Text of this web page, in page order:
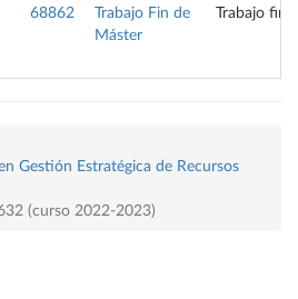
68862
Trabajo Fin de
Máster
Trabajo fin
Gestión Estratégica de Recursos
(curso 2022-2023)